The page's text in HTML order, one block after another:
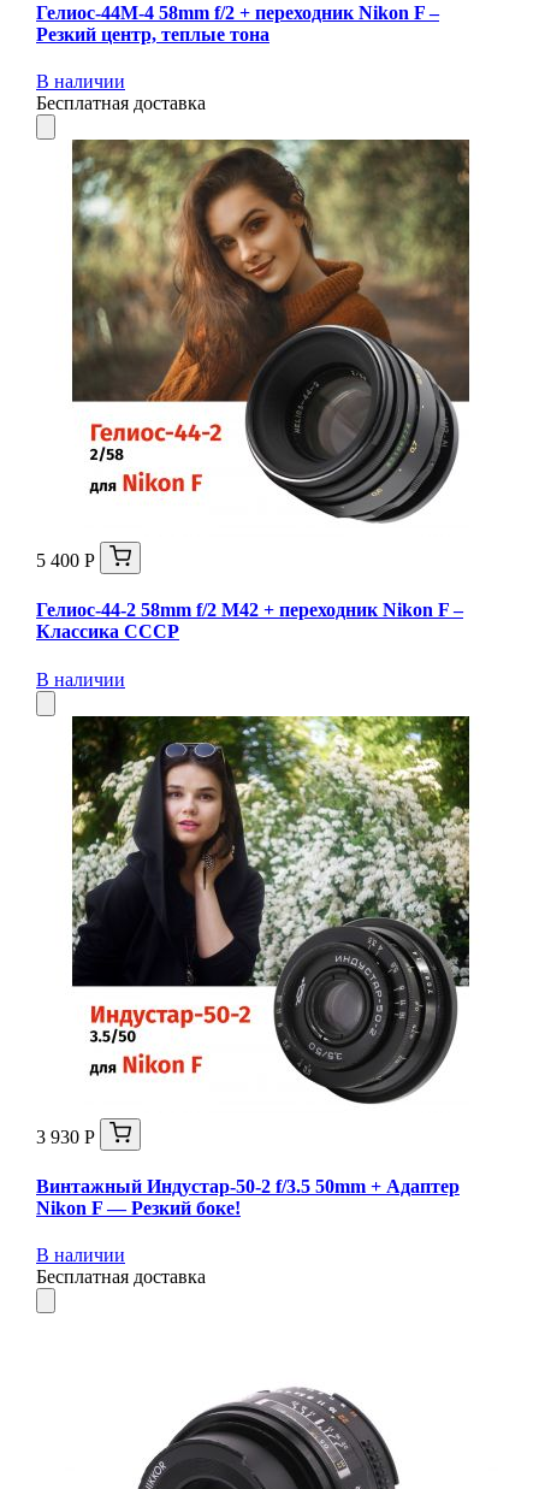
Гелиос-44М-4 58mm f/2 + переходник Nikon F –
Резкий центр, теплые тона
В наличии
Бесплатная доставка
5 400 Р
Гелиос-44-2 58mm f/2 М42 + переходник Nikon F –
Классика СССР
В наличии
3 930 Р
Винтажный Индустар-50-2 f/3.5 50mm + Адаптер
Nikon F — Резкий боке!
В наличии
Бесплатная доставка